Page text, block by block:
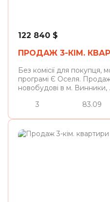
122 840 $
ПРОДАЖ 3-КІМ.
Без комісії для
програмі Є Оселя.
новобудові в м. Винники,
3
83.09